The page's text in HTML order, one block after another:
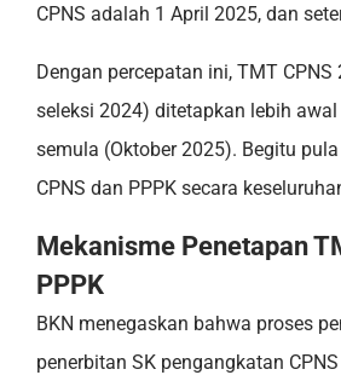
CPNS adalah 1 April 2025, dan
Dengan percepatan ini, TMT
seleksi 2024) ditetapkan lebih
semula (Oktober 2025). Begitu
CPNS dan PPPK secara
Mekanisme Penetapan
PPPK
BKN menegaskan bahwa proses
penerbitan SK pengangkatan